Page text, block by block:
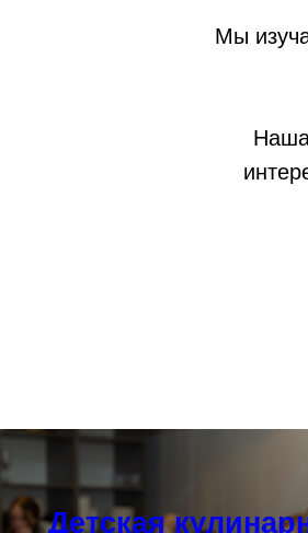
Мы
Детская